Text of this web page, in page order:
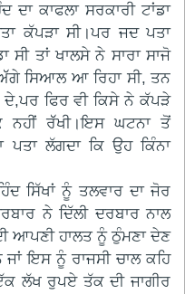
ਕਾਫਲਾ ਸਰਕਾਰੀ ਟਾਂਡਾ
ਕੱਪੜਾ ਸੀ।ਪਰ ਜਦ ਪਤਾ
ਸੀ ਤਾਂ ਖਾਲਸੇ ਨੇ ਸਾਰਾ ਸਾਜੋ
ਸਿਆਲ ਆ ਰਿਹਾ ਸੀ, ਤਨ
ਦੇ,ਪਰ ਫਿਰ ਵੀ ਕਿਸੇ ਨੇ ਕੱਪੜੇ
ਨਹੀਂ ਰੱੱਖੀ।ਇਸ ਘਟਨਾ ਤੋਂ
ਪਤਾ ਲੱਗਦਾ ਕਿ ਉਹ ਕਿੰਨਾ
ਸਿੱਖਾਂ ਨੂੰ ਤਲਵਾਰ ਦਾ ਜੋਰ
ਨੇ ਦਿੱਲੀ ਦਰਬਾਰ ਨਾਲ
ਆਪਣੀ ਹਾਲਤ ਨੂੰ ਠੁੰਮਣਾ ਦੇਣ
ਇਸ ਨੂੰ ਰਾਜਸੀ ਚਾਲ ਕਹਿ
ਲੱਖ ਰੁਪਏ ਤੱਕ ਦੀ ਜਾਗੀਰ